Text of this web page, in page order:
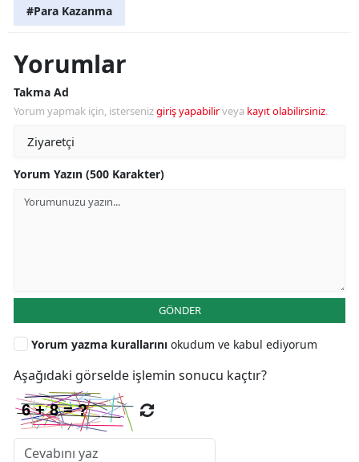
#Para Kazanma
Yorumlar
Takma Ad
Yorum yapmak için, istersenizgiriş yapabilirveya kayıt olabilirsiniz.
Yorum Yazın (500 Karakter)
GÖNDER
Yorum yazma kurallarını okudum ve kabul ediyorum
Aşağıdaki görselde işlemin sonucu kaçtır?